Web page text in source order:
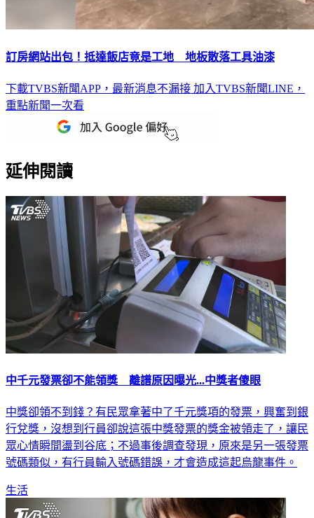
訂房網站出包！抵達飯店竟是工地 地板散落工具油漆
下載TVBS新聞APP，最新消息不漏接 加入TVBS新聞LINE，
重點新聞一次看
延伸閱讀
中千元發票卻不能領獎 離譜原因曝光...中獎者傻眼
中獎卻領不到錢？有民眾拿著中了千元獎項的發票，興奮到銀
行兌獎，沒想到行員卻說這張中獎發票的獎金被領走了，讓民
眾心情瞬間盪到谷底；不過事後調查發現，原來是另一張發票
號碼類似，有行員輸入號碼錯誤，才會造成這起烏龍事件。
生活